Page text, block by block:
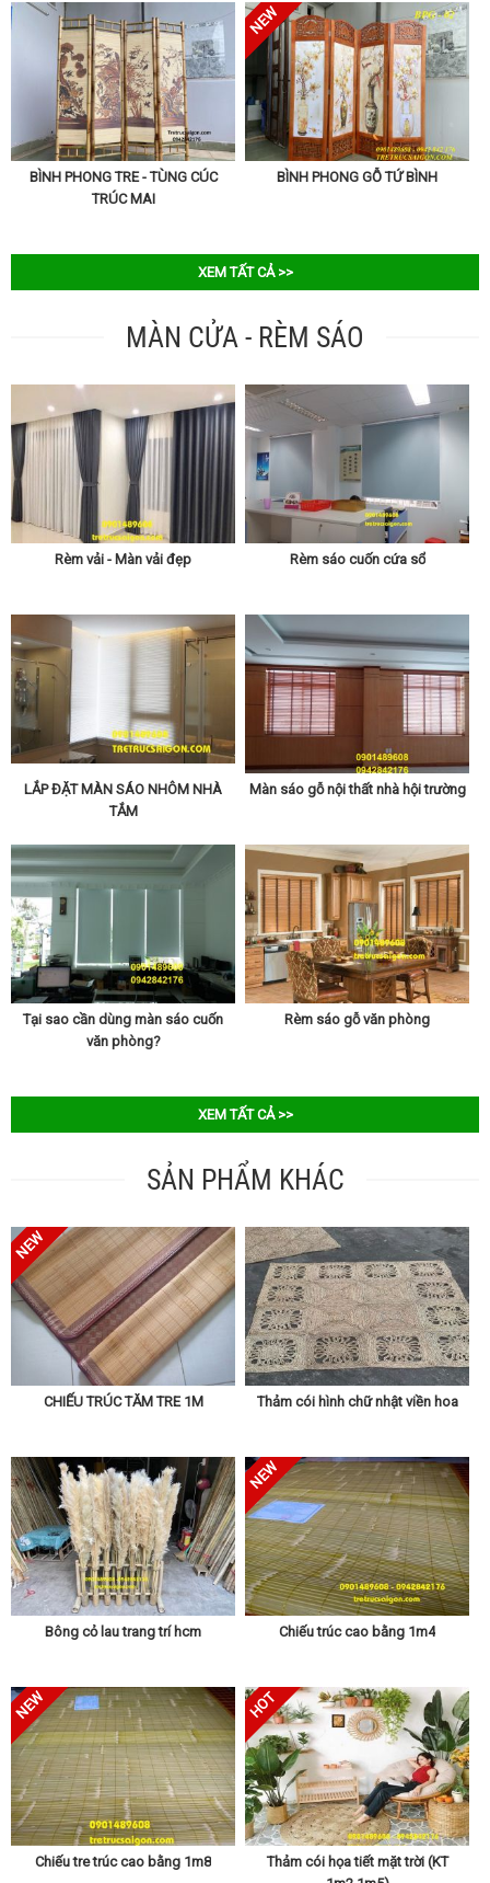
BÌNH PHONG TRE - TÙNG CÚC
TRÚC MAI
BÌNH PHONG GỖ TỨ BÌNH
XEM TẤT CẢ >>
MÀN CỬA - RÈM SÁO
Rèm vải - Màn vải đẹp Rèm sáo cuốn cứa sổ
LẮP ĐẶT MÀN SÁO NHÔM NHÀ
TẮM
Màn sáo gỗ nội thất nhà hội trường
Tại sao cần dùng màn sáo cuốn
văn phòng?
Rèm sáo gỗ văn phòng
XEM TẤT CẢ >>
SẢN PHẨM KHÁC
CHIẾU TRÚC TĂM TRE 1M Thảm cói hình chữ nhật viền hoa
Bông cỏ lau trang trí hcm Chiếu trúc cao bằng 1m4
Chiếu tre trúc cao bằng 1m8
Thảm cói họa tiết mặt trời (KT